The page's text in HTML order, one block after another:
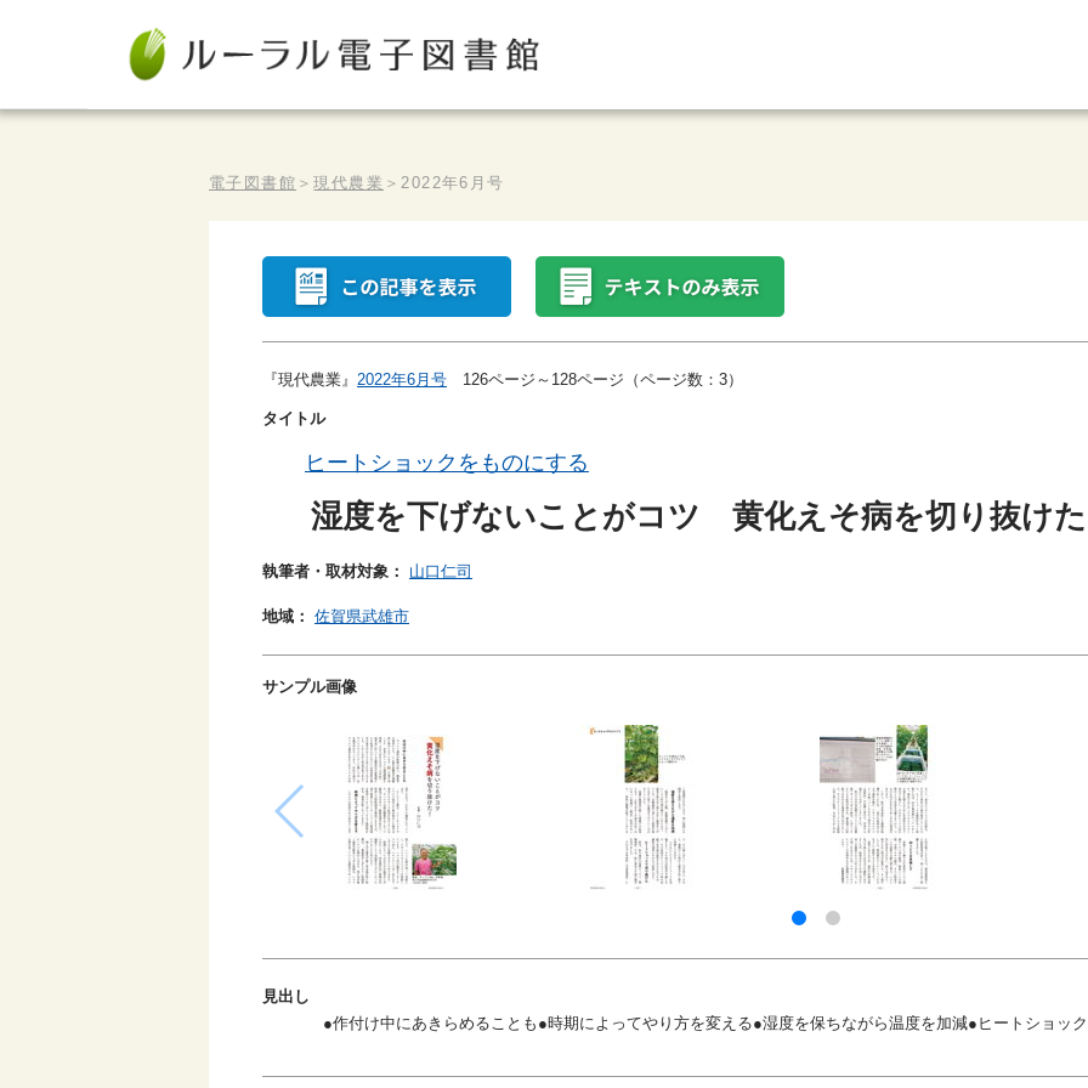
電子図書館 ＞現代農業 ＞2022年6月号
『現代農業』 2022年6月号 126ページ～128ページ（ページ数：3）
タイトル
ヒートショックをものにする
湿度を下げないことがコツ 黄化えそ病を切り抜け
執筆者・取材対象： 山口仁司
地域： 佐賀県武雄市
サンプル画像
見出し
●作付け中にあきらめることも●時期によってやり方を変える●湿度を保ちながら温度を加減●ヒートショッ